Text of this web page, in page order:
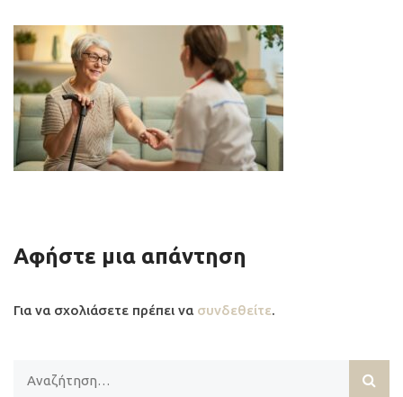
Αφήστε μια απάντηση
Για να σχολιάσετε πρέπει να συνδεθείτε.